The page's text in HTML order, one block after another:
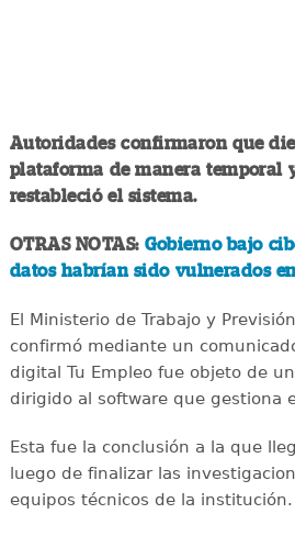
Autoridades confirmaron que
plataforma de manera temporal
restableció el sistema.
OTRAS NOTAS:Gobierno bajo
datos habrían sido vulnerados
El Ministerio de Trabajo y
confirmó mediante un
digital Tu Empleo fue objeto de
dirigido al software que gestiona
Esta fue la conclusión a la que
luego de finalizar las
equipos técnicos de la institución.